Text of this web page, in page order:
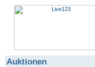
Auktionen